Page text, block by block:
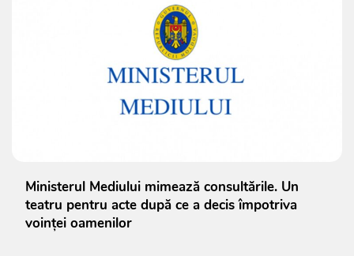
Ministerul Mediului mimează consultările. Un
teatru pentru acte după ce a decis împotriva
voinței oamenilor